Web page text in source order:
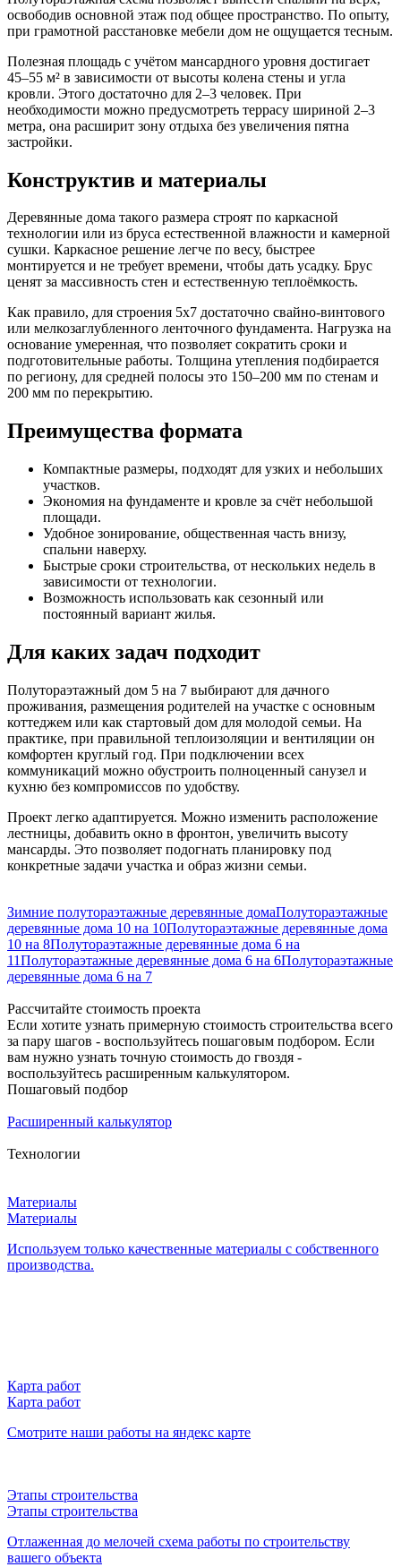
освободив основной этаж под общее пространство. По опыту,
при грамотной расстановке мебели дом не ощущается тесным.
Полезная площадь с учётом мансардного уровня достигает
45–55 м² в зависимости от высоты колена стены и угла
кровли. Этого достаточно для 2–3 человек. При
необходимости можно предусмотреть террасу шириной 2–3
метра, она расширит зону отдыха без увеличения пятна
застройки.
Конструктив и материалы
Деревянные дома такого размера строят по каркасной
технологии или из бруса естественной влажности и камерной
сушки. Каркасное решение легче по весу, быстрее
монтируется и не требует времени, чтобы дать усадку. Брус
ценят за массивность стен и естественную теплоёмкость.
Как правило, для строения 5х7 достаточно свайно-винтового
или мелкозаглубленного ленточного фундамента. Нагрузка на
основание умеренная, что позволяет сократить сроки и
подготовительные работы. Толщина утепления подбирается
по региону, для средней полосы это 150–200 мм по стенам и
200 мм по перекрытию.
Преимущества формата
Компактные размеры, подходят для узких и небольших
участков.
Экономия на фундаменте и кровле за счёт небольшой
площади.
Удобное зонирование, общественная часть внизу,
спальни наверху.
Быстрые сроки строительства, от нескольких недель в
зависимости от технологии.
Возможность использовать как сезонный или
постоянный вариант жилья.
Для каких задач подходит
Полутораэтажный дом 5 на 7 выбирают для дачного
проживания, размещения родителей на участке с основным
коттеджем или как стартовый дом для молодой семьи. На
практике, при правильной теплоизоляции и вентиляции он
комфортен круглый год. При подключении всех
коммуникаций можно обустроить полноценный санузел и
кухню без компромиссов по удобству.
Проект легко адаптируется. Можно изменить расположение
лестницы, добавить окно в фронтон, увеличить высоту
мансарды. Это позволяет подогнать планировку под
конкретные задачи участка и образ жизни семьи.
Зимние полутораэтажные деревянные домаПолутораэтажные
деревянные дома 10 на 10Полутораэтажные деревянные дома
10 на 8Полутораэтажные деревянные дома 6 на
11Полутораэтажные деревянные дома 6 на 6Полутораэтажные
деревянные дома 6 на 7
Рассчитайте стоимость проекта
Если хотите узнать примерную стоимость строительства всего
за пару шагов - воспользуйтесь пошаговым подбором. Если
вам нужно узнать точную стоимость до гвоздя -
воспользуйтесь расширенным калькулятором.
Пошаговый подбор
Расширенный калькулятор
Технологии
Материалы
Материалы
Используем только качественные материалы с собственного
производства.
Карта работ
Карта работ
Смотрите наши работы на яндекс карте
Этапы строительства
Этапы строительства
Отлаженная до мелочей схема работы по строительству
вашего объекта